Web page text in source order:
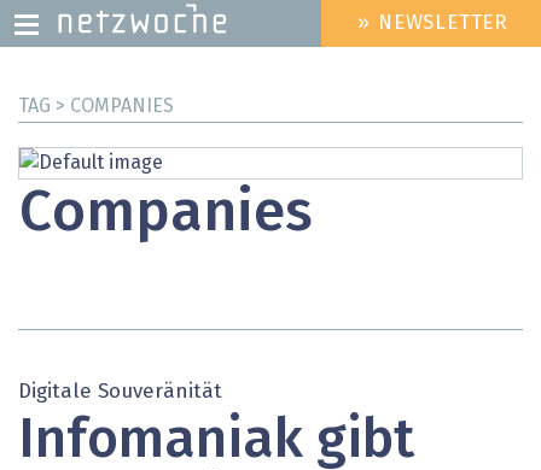
zum
HEADER
MENU
» NEWSLETTER
TAG > COMPANIES
Companies
Digitale Souveränität
Infomaniak gibt